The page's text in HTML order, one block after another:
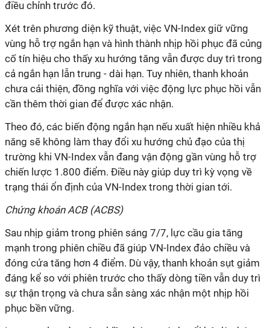
điều chỉnh trước đó.
Xét trên phương diện kỹ thuật, việc VN-Index giữ vững
vùng hỗ trợ ngắn hạn và hình thành nhịp hồi phục đã củng
cố tín hiệu cho thấy xu hướng tăng vẫn được duy trì trong
cả ngắn hạn lẫn trung - dài hạn. Tuy nhiên, thanh khoản
chưa cải thiện, đồng nghĩa với việc động lực phục hồi vẫn
cần thêm thời gian để được xác nhận.
Theo đó, các biến động ngắn hạn nếu xuất hiện nhiều khả
năng sẽ không làm thay đổi xu hướng chủ đạo của thị
trường khi VN-Index vẫn đang vận động gần vùng hỗ trợ
chiến lược 1.800 điểm. Điều này giúp duy trì kỳ vọng về
trạng thái ổn định của VN-Index trong thời gian tới.
Chứng khoán ACB (ACBS)
Sau nhịp giảm trong phiên sáng 7/7, lực cầu gia tăng
mạnh trong phiên chiều đã giúp VN-Index đảo chiều và
đóng cửa tăng hơn 4 điểm. Dù vậy, thanh khoản sụt giảm
đáng kể so với phiên trước cho thấy dòng tiền vẫn duy trì
sự thận trọng và chưa sẵn sàng xác nhận một nhịp hồi
phục bền vững.